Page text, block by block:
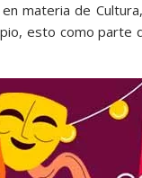
materia de
esto como parte